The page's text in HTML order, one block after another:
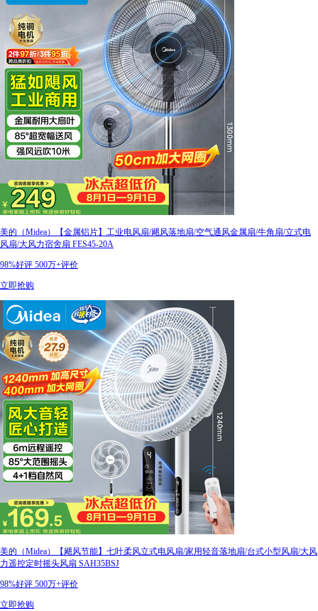
美的（Midea）【金属铝片】工业电风扇/飓风落地扇/空气通风金属扇/牛角扇/立式电
风扇/大风力宿舍扇 FES45-20A
98%好评 500万+评价
立即抢购
美的（Midea）【飓风节能】七叶柔风立式电风扇/家用轻音落地扇/台式小型风扇/大风
力遥控定时摇头风扇 SAH35BSJ
98%好评 500万+评价
立即抢购